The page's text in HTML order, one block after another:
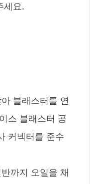
세요.
블래스터를 연
스 블래스터 공
커넥터를 준수
까지 오일을 채